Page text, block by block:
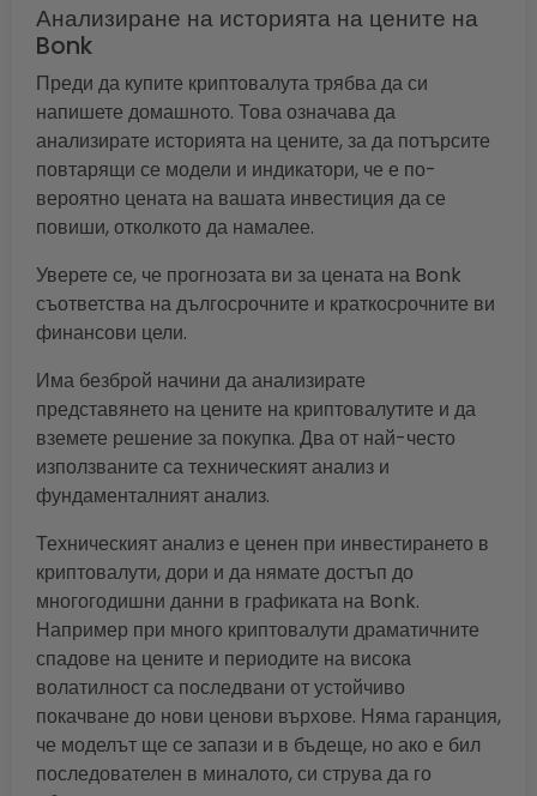
Анализиране на историята на цените на
Bonk
Преди да купите криптовалута трябва да си
напишете домашното. Това означава да
анализирате историята на цените, за да потърсите
повтарящи се модели и индикатори, че е по-
вероятно цената на вашата инвестиция да се
повиши, отколкото да намалее.
Уверете се, че прогнозата ви за цената на Bonk
съответства на дългосрочните и краткосрочните ви
финансови цели.
Има безброй начини да анализирате
представянето на цените на криптовалутите и да
вземете решение за покупка. Два от най-често
използваните са техническият анализ и
фундаменталният анализ.
Техническият анализ е ценен при инвестирането в
криптовалути, дори и да нямате достъп до
многогодишни данни в графиката на Bonk.
Например при много криптовалути драматичните
спадове на цените и периодите на висока
волатилност са последвани от устойчиво
покачване до нови ценови върхове. Няма гаранция,
че моделът ще се запази и в бъдеще, но ако е бил
последователен в миналото, си струва да го